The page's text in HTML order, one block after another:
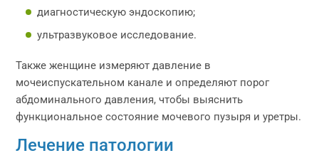
диагностическую эндоскопию;
ультразвуковое исследование.
Также женщине измеряют давление в
мочеиспускательном канале и определяют порог
абдоминального давления, чтобы выяснить
функциональное состояние мочевого пузыря и уретры.
Лечение патологии